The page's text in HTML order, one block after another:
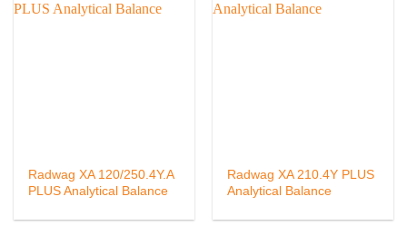
Radwag XA 120/250.4Y.A
PLUS Analytical Balance
Radwag XA 210.4Y PLUS
Analytical Balance